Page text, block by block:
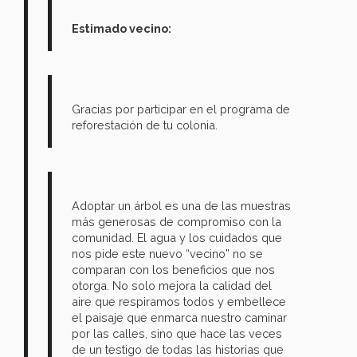
Estimado vecino:
Gracias por participar en el programa de
reforestación de tu colonia.
Adoptar un árbol es una de las muestras
más generosas de compromiso con la
comunidad. El agua y los cuidados que
nos pide este nuevo “vecino” no se
comparan con los beneficios que nos
otorga. No solo mejora la calidad del
aire que respiramos todos y embellece
el paisaje que enmarca nuestro caminar
por las calles, sino que hace las veces
de un testigo de todas las historias que